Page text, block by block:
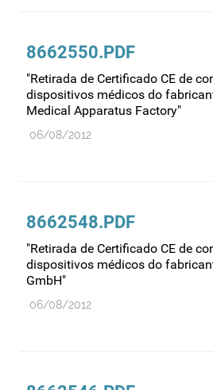
Inspeção
Investigação
Legislação
Licenciamentos
Medicamentos de uso
Medicamentos genéricos
Medicamentos
8662550.PDF
"Retirada de Certificado CE de
dispositivos médicos do
Medical Apparatus Factory"
06/08/2012
8662548.PDF
"Retirada de Certificado CE de
dispositivos médicos do
GmbH"
06/08/2012